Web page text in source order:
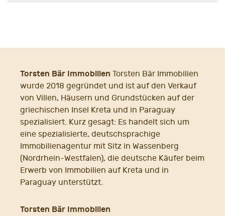
Torsten Bär Immobilien Torsten Bär Immobilien
wurde 2018 gegründet und ist auf den Verkauf
von Villen, Häusern und Grundstücken auf der
griechischen Insel Kreta und in Paraguay
spezialisiert. Kurz gesagt: Es handelt sich um
eine spezialisierte, deutschsprachige
Immobilienagentur mit Sitz in Wassenberg
(Nordrhein-Westfalen), die deutsche Käufer beim
Erwerb von Immobilien auf Kreta und in
Paraguay unterstützt.
Torsten Bär Immobilien